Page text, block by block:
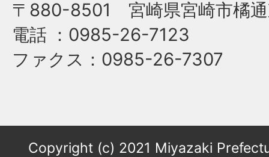
〒880-8501 宮崎県宮崎市橘通
電話 ：0985-26-7123
ファクス ：0985-26-7307
Copyright (c) 2021 Miyazaki